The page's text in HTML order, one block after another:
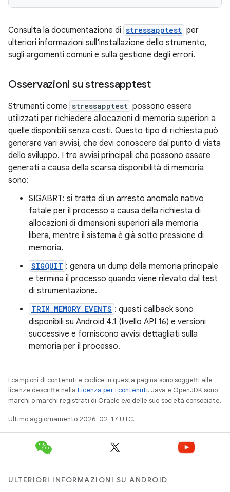
Consulta la documentazione di stressapptest per
ulteriori informazioni sull'installazione dello strumento,
sugli argomenti comuni e sulla gestione degli errori.
Osservazioni su stressapptest
Strumenti come stressapptest possono essere
utilizzati per richiedere allocazioni di memoria superiori a
quelle disponibili senza costi. Questo tipo di richiesta può
generare vari avvisi, che devi conoscere dal punto di vista
dello sviluppo. I tre avvisi principali che possono essere
generati a causa della scarsa disponibilità di memoria
sono:
SIGABRT: si tratta di un arresto anomalo nativo
fatale per il processo a causa della richiesta di
allocazioni di dimensioni superiori alla memoria
libera, mentre il sistema è già sotto pressione di
memoria.
SIGQUIT : genera un dump della memoria principale
e termina il processo quando viene rilevato dal test
di strumentazione.
TRIM_MEMORY_EVENTS : questi callback sono
disponibili su Android 4.1 (livello API 16) e versioni
successive e forniscono avvisi dettagliati sulla
memoria per il processo.
I campioni di contenuti e codice in questa pagina sono soggetti alle
licenze descritte nella Licenza per i contenuti. Java e OpenJDK sono
marchi o marchi registrati di Oracle e/o delle sue società consociate.
Ultimo aggiornamento 2026-02-17 UTC.
ULTERIORI INFORMAZIONI SU ANDROID